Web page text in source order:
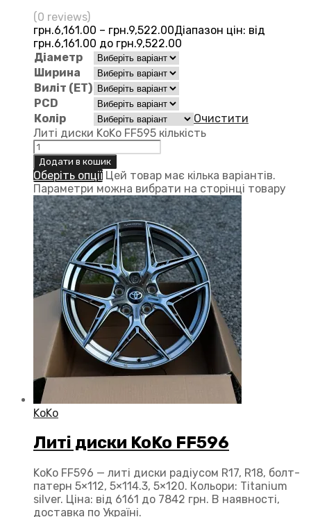
(0 reviews)
грн.6,161.00 – грн.9,522.00Діапазон цін: від
грн.6,161.00 до грн.9,522.00
Діаметр
Ширина
Виліт (ЕТ)
PCD
Колір
Очистити
Литі диски KoKo FF595 кількість
Додати в кошик
Оберіть опції Цей товар має кілька варіантів.
Параметри можна вибрати на сторінці товару
KoKo
Литі диски KoKo FF596
KoKo FF596 — литі диски радіусом R17, R18, болт-
патерн 5×112, 5×114.3, 5×120. Кольори: Titanium
silver. Ціна: від 6161 до 7842 грн. В наявності,
доставка по Україні.